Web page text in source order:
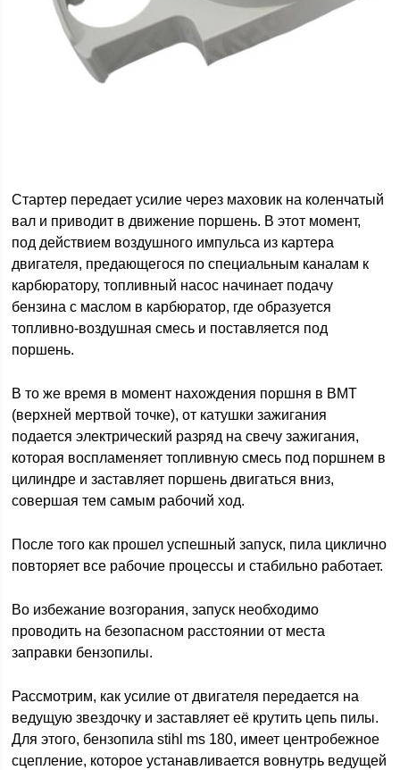
Стартер передает усилие через маховик на коленчатый
вал и приводит в движение поршень. В этот момент,
под действием воздушного импульса из картера
двигателя, предающегося по специальным каналам к
карбюратору, топливный насос начинает подачу
бензина с маслом в карбюратор, где образуется
топливно-воздушная смесь и поставляется под
поршень.
В то же время в момент нахождения поршня в ВМТ
(верхней мертвой точке), от катушки зажигания
подается электрический разряд на свечу зажигания,
которая воспламеняет топливную смесь под поршнем в
цилиндре и заставляет поршень двигаться вниз,
совершая тем самым рабочий ход.
После того как прошел успешный запуск, пила циклично
повторяет все рабочие процессы и стабильно работает.
Во избежание возгорания, запуск необходимо
проводить на безопасном расстоянии от места
заправки бензопилы.
Рассмотрим, как усилие от двигателя передается на
ведущую звездочку и заставляет её крутить цепь пилы.
Для этого, бензопила stihl ms 180, имеет центробежное
сцепление, которое устанавливается вовнутрь ведущей